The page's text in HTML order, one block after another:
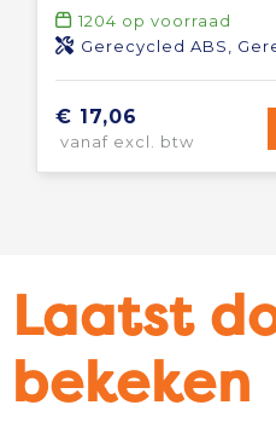
1204 op voorraad
Gerecycled ABS,
€ 17,06
vanaf excl. btw
Laatst
bekeken